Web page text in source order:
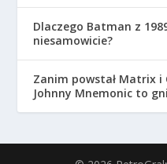
Dlaczego Batman z
niesamowicie?
Zanim powstał Matrix i
Johnny Mnemonic to